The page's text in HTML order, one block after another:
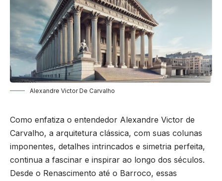
Alexandre Victor De Carvalho
Como enfatiza o entendedor Alexandre Victor de
Carvalho, a arquitetura clássica, com suas colunas
imponentes, detalhes intrincados e simetria perfeita,
continua a fascinar e inspirar ao longo dos séculos.
Desde o Renascimento até o Barroco, essas